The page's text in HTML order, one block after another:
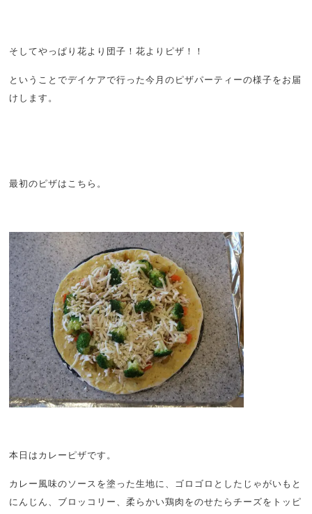
そしてやっぱり花より団子！花よりピザ！！
ということでデイケアで行った今月のピザパーティーの様子をお届
けします。
最初のピザはこちら。
本日はカレーピザです。
カレー風味のソースを塗った生地に、ゴロゴロとしたじゃがいもと
にんじん、ブロッコリー、柔らかい鶏肉をのせたらチーズをトッピ